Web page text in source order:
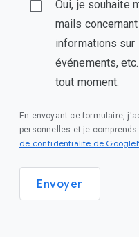
Oui, je souhaite
mails
informations
événements,
tout moment.
En envoyant ce formulaire,
personnelles et je
de confidentialité de
Envoyer